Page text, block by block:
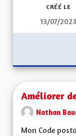
CRÉÉ LE
13/07/2023
Améliorer
Nathan
Mon Code